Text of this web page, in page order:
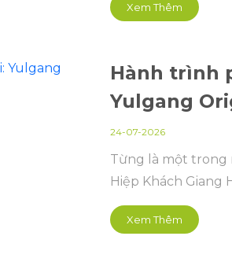
Xem Thêm
Hành trình
Yulgang
24-07-2026
Từng là một trong
Hiệp Khách
Xem Thêm